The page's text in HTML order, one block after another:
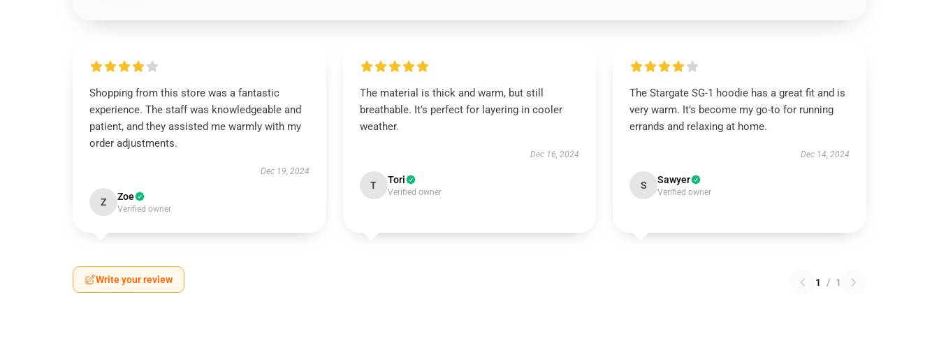
Shopping from this store was a fantastic
experience. The staff was knowledgeable and
patient, and they assisted me warmly with my
order adjustments.
Dec 19, 2024
Z Zoe
Verified owner
The material is thick and warm, but still
breathable. It’s perfect for layering in cooler
weather.
Dec 16, 2024
T Tori
Verified owner
The Stargate SG-1 hoodie has a great fit and is
very warm. It’s become my go-to for running
errands and relaxing at home.
Dec 14, 2024
S Sawyer
Verified owner
Write your review 1 / 1